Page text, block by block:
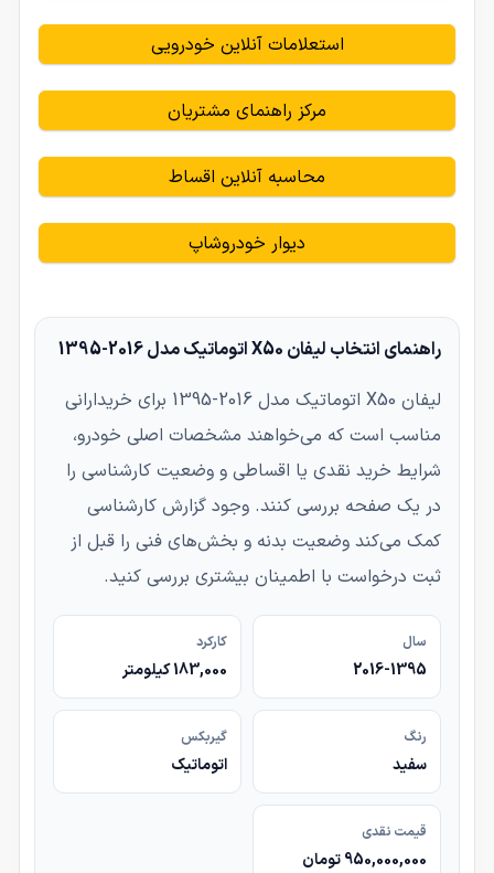
استعلامات آنلاین خودرویی
مرکز راهنمای مشتریان
محاسبه آنلاین اقساط
دیوار خودروشاپ
راهنمای انتخاب لیفان X50 اتوماتیک مدل 2016-1395
لیفان X50 اتوماتیک مدل 2016-1395 برای خریدارانی
مناسب است که می‌خواهند مشخصات اصلی خودرو،
شرایط خرید نقدی یا اقساطی و وضعیت کارشناسی را
در یک صفحه بررسی کنند. وجود گزارش کارشناسی
کمک می‌کند وضعیت بدنه و بخش‌های فنی را قبل از
ثبت درخواست با اطمینان بیشتری بررسی کنید.
سال
2016-1395
کارکرد
183,000 کیلومتر
رنگ
سفید
گیربکس
اتوماتیک
قیمت نقدی
950,000,000 تومان